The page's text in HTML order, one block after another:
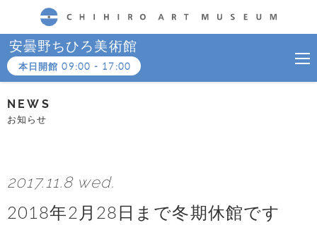
CHIHIRO ART MUSEUM
安曇野ちひろ美術館
本日開館09:00 - 17:00
NEWS
お知らせ
2017.11.8 wed.
2018年2月28日まで冬期休館です